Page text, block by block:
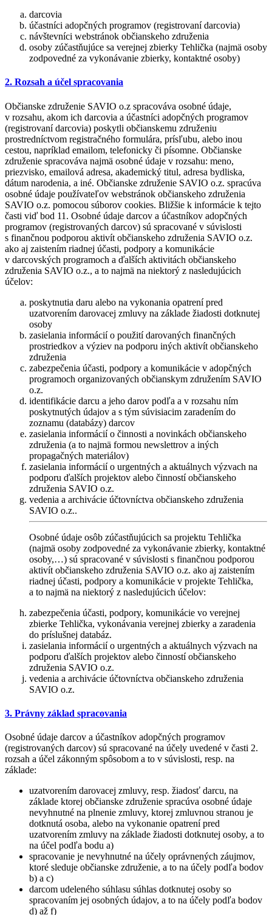
darcovia
účastníci adopčných programov (registrovaní darcovia)
návštevníci webstránok občianskeho združenia
osoby zúčastňujúce sa verejnej zbierky Tehlička (najmä osoby
zodpovedné za vykonávanie zbierky, kontaktné osoby)
2. Rozsah a účel spracovania
Občianske združenie SAVIO o.z spracováva osobné údaje,
v rozsahu, akom ich darcovia a účastníci adopčných programov
(registrovaní darcovia) poskytli občianskemu združeniu
prostredníctvom registračného formulára, prísľubu, alebo inou
cestou, napríklad emailom, telefonicky či písomne. Občianske
združenie spracováva najmä osobné údaje v rozsahu: meno,
priezvisko, emailová adresa, akademický titul, adresa bydliska,
dátum narodenia, a iné. Občianske združenie SAVIO o.z. spracúva
osobné údaje používateľov webstránok občianskeho združenia
SAVIO o.z. pomocou súborov cookies. Bližšie k informácie k tejto
časti viď bod 11. Osobné údaje darcov a účastníkov adopčných
programov (registrovaných darcov) sú spracované v súvislosti
s finančnou podporou aktivít občianskeho združenia SAVIO o.z.
ako aj zaistením riadnej účasti, podpory a komunikácie
v darcovských programoch a ďalších aktivitách občianskeho
združenia SAVIO o.z., a to najmä na niektorý z nasledujúcich
účelov:
poskytnutia daru alebo na vykonania opatrení pred
uzatvorením darovacej zmluvy na základe žiadosti dotknutej
osoby
zasielania informácií o použití darovaných finančných
prostriedkov a výziev na podporu iných aktivít občianskeho
združenia
zabezpečenia účasti, podpory a komunikácie v adopčných
programoch organizovaných občianskym združením SAVIO
o.z.
identifikácie darcu a jeho darov podľa a v rozsahu ním
poskytnutých údajov a s tým súvisiacim zaradením do
zoznamu (databázy) darcov
zasielania informácií o činnosti a novinkách občianskeho
združenia (a to najmä formou newslettrov a iných
propagačných materiálov)
zasielania informácií o urgentných a aktuálnych výzvach na
podporu ďalších projektov alebo činností občianskeho
združenia SAVIO o.z.
vedenia a archivácie účtovníctva občianskeho združenia
SAVIO o.z..
Osobné údaje osôb zúčastňujúcich sa projektu Tehlička
(najmä osoby zodpovedné za vykonávanie zbierky, kontaktné
osoby,…) sú spracované v súvislosti s finančnou podporou
aktivít občianskeho združenia SAVIO o.z. ako aj zaistením
riadnej účasti, podpory a komunikácie v projekte Tehlička,
a to najmä na niektorý z nasledujúcich účelov:
zabezpečenia účasti, podpory, komunikácie vo verejnej
zbierke Tehlička, vykonávania verejnej zbierky a zaradenia
do príslušnej databáz.
zasielania informácií o urgentných a aktuálnych výzvach na
podporu ďalších projektov alebo činností občianskeho
združenia SAVIO o.z.
vedenia a archivácie účtovníctva občianskeho združenia
SAVIO o.z.
3. Právny základ spracovania
Osobné údaje darcov a účastníkov adopčných programov
(registrovaných darcov) sú spracované na účely uvedené v časti 2.
rozsah a účel zákonným spôsobom a to v súvislosti, resp. na
základe:
uzatvorením darovacej zmluvy, resp. žiadosť darcu, na
základe ktorej občianske združenie spracúva osobné údaje
nevyhnutné na plnenie zmluvy, ktorej zmluvnou stranou je
dotknutá osoba, alebo na vykonanie opatrení pred
uzatvorením zmluvy na základe žiadosti dotknutej osoby, a to
na účel podľa bodu a)
spracovanie je nevyhnutné na účely oprávnených záujmov,
ktoré sleduje občianske združenie, a to na účely podľa bodov
b) a c)
darcom udeleného súhlasu súhlas dotknutej osoby so
spracovaním jej osobných údajov, a to na účely podľa bodov
d) až f)